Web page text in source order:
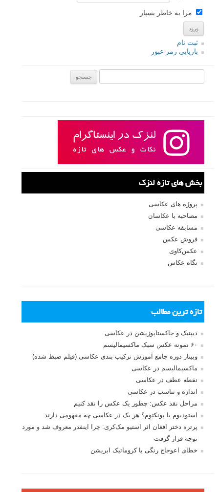
مرا به خاطر بسپار
ثبت نام
بازیابی رمز عبور
بخش های تازه لنزک
پروژه های عکاسی
مصاحبه با عکاسان
مسابقه عکاسی
فروش عکس
عکس‌کاوی
نگاه عکاس
تازه ترین مطالب
دیپتیک و جاکستا‌پوزیشن در عکاسی
۶۰ نمونه عکس سبک ماکسیمالیسم
وبینار دوره جامع آموزش ترکیب بندی عکاسی (فیلم ضبط شده)
ماکسیمالیسم در عکاسی
نقطه عطف در عکاسی
اندازه و تناسب در عکاسی
مراحل نقد عکس: چطور یک عکس را نقد کنیم
استودیوم یا پونکتوم؟ هر یک در عکاسی چه مفهومی دارند
پرتره دختر افغان اثر استیو مک‌کری: چرا اینقدر معروف شد و مورد
توجه قرار گرفت
خطای اعوجاج رنگی یا کروماتیک ابریشن